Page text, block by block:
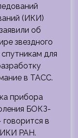
(ИКИ)
об
звездного
спутникам для
в ТАСС.
прибора
БОКЗ-
в
ИКИ РАН.